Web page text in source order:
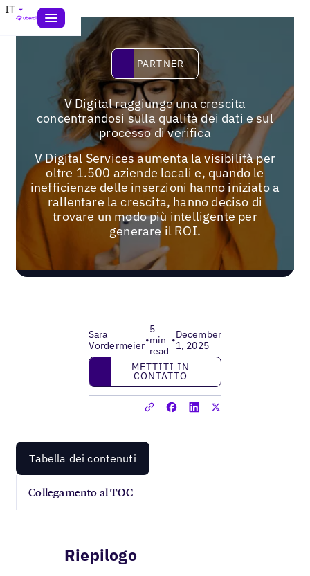
IT
Partner
PARTNER
V Digital raggiunge una crescita
concentrandosi sulla qualità dei dati e sul
processo di verifica
V Digital Services aumenta la visibilità per
oltre 1.500 aziende locali e, quando le
inefficienze delle inserzioni hanno iniziato a
rallentare la crescita, hanno deciso di
trovare un modo più intelligente per
generare il ROI.
Sara
Vordermeier•
5
min
read
•December
1, 2025
Mettiti in contatto
METTITI IN
CONTATTO
Tabella dei contenuti
Collegamento al TOC
Riepilogo